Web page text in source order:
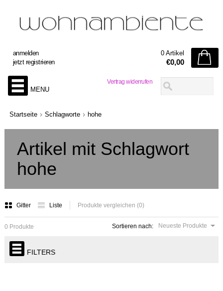
Vertrag widerrufen
anmelden
jetzt registrieren
0 Artikel
€0,00
MENU
Startseite Schlagworte hohe
Artikel mit Schlagwort
hohe
Gitter Liste Produkte vergleichen (0)
Sortieren nach: Neueste Produkte
0 Produkte
FILTERS